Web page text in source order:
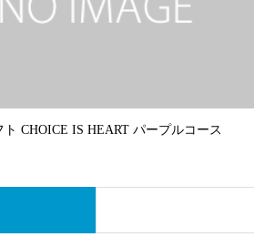
ト CHOICE IS HEART パープルコース